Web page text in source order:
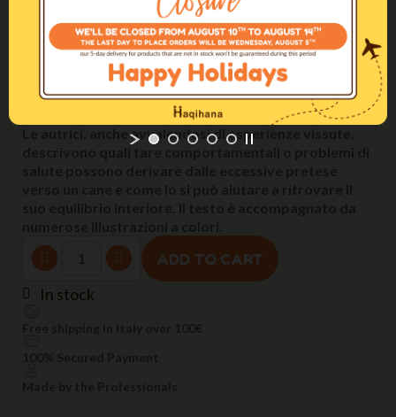
poca attenzione. In realtà non sono solo le persone a
stressarsi per le richieste eccessive rispetto alle
proprie forze e per gli insufficienti momenti di riposo,
anche i cani ne risentono. Questo libro informa sulle
cause e le conseguenze dello stress e spiega quali
sintomi si possono osservare in un cane stressato.
Le autrici, anche avvalendosi di esperienze vissute,
ADD TO CART
In stock